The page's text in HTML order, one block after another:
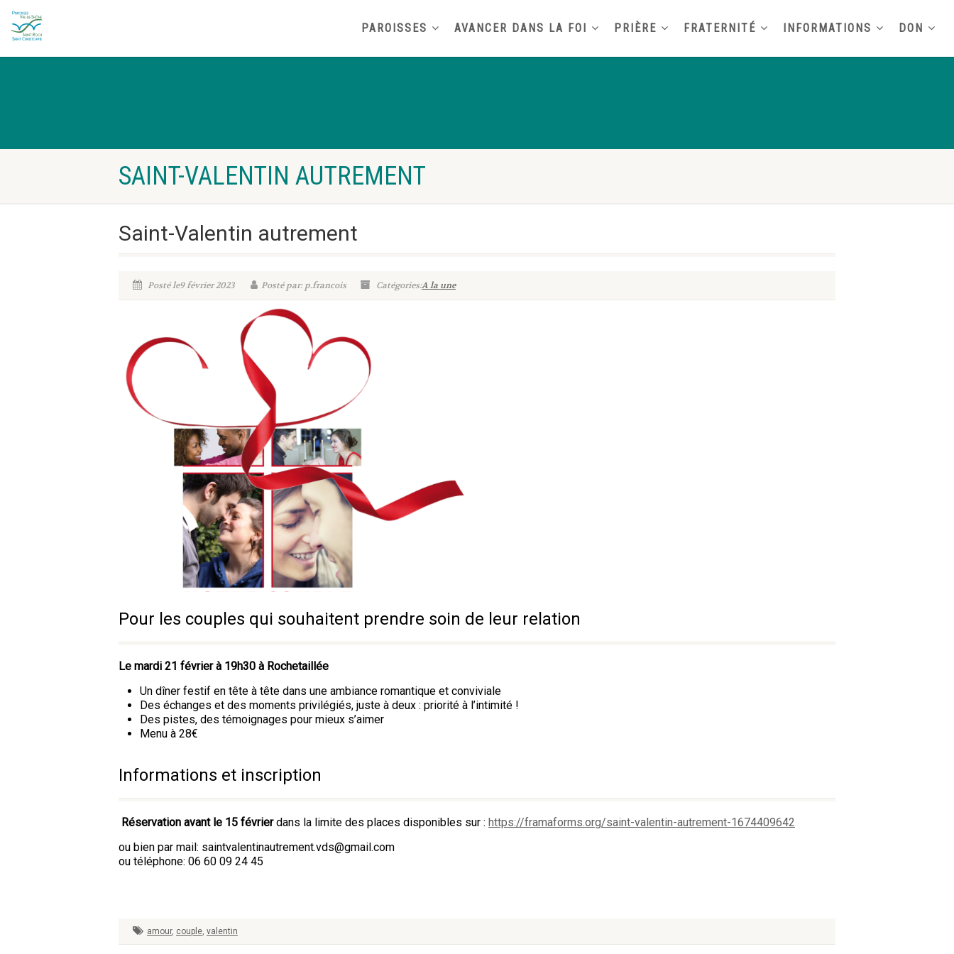
PAROISSES AVANCER DANS LA FOI PRIÈRE FRATERNITÉ INFORMATIONS DON
SAINT-VALENTIN AUTREMENT
Saint-Valentin autrement
Posté le9 février 2023 Posté par: p.francois Catégories:A la une
Pour les couples qui souhaitent prendre soin de leur relation
Le mardi 21 février à 19h30 à Rochetaillée
Un dîner festif en tête à tête dans une ambiance romantique et conviviale
Des échanges et des moments privilégiés, juste à deux : priorité à l’intimité !
Des pistes, des témoignages pour mieux s’aimer
Menu à 28€
Informations et inscription
Réservation avant le 15 févrierdans la limite des places disponibles sur : https://framaforms.org/saint-valentin-autrement-1674409642
ou bien par mail: saintvalentinautrement.vds@gmail.com
ou téléphone: 06 60 09 24 45
amour, couple, valentin